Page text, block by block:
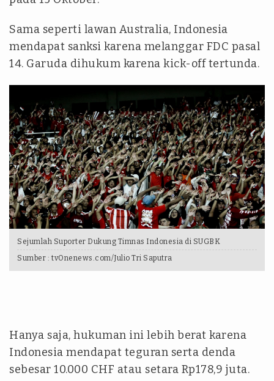
Sama seperti lawan Australia, Indonesia
mendapat sanksi karena melanggar FDC pasal
14. Garuda dihukum karena kick-off tertunda.
Sejumlah Suporter Dukung Timnas Indonesia di SUGBK
Sumber : tvOnenews.com/Julio Tri Saputra
Hanya saja, hukuman ini lebih berat karena
Indonesia mendapat teguran serta denda
sebesar 10.000 CHF atau setara Rp178,9 juta.